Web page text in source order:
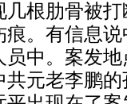
根肋骨被
。有信息
中。案发
元老李鹏